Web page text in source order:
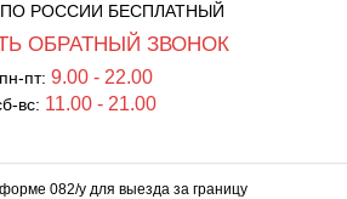
РОССИИ БЕСПЛАТНЫЙ
ОБРАТНЫЙ ЗВОНОК
пн-пт: 9.00 - 22.00
вс: 11.00 - 21.00
082/у для выезда за границу